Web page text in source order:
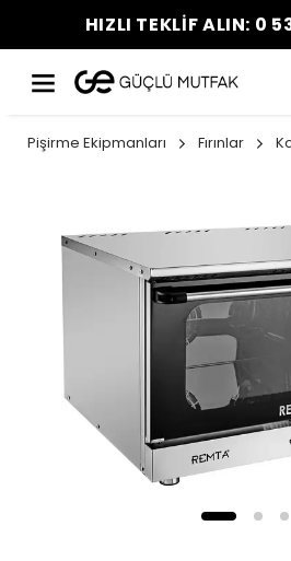
HIZLI TEKLİF ALIN: 0
Pişirme Ekipmanları Fırınlar